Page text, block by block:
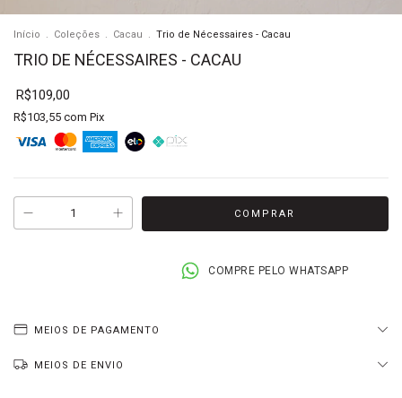
Início . Coleções . Cacau . Trio de Nécessaires - Cacau
TRIO DE NÉCESSAIRES - CACAU
R$109,00
R$103,55 com Pix
COMPRE PELO WHATSAPP
MEIOS DE PAGAMENTO
MEIOS DE ENVIO